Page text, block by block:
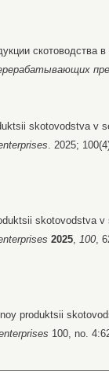
скотоводства
skotovodstva v
. 2025;
skotovodstva
2025, 100,
produktsii
100, no.